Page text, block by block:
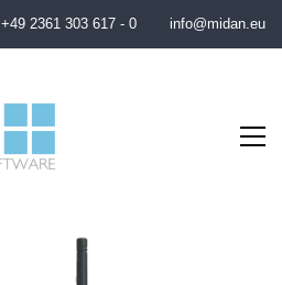
+49 2361 303 617 - 0 info@midan.eu